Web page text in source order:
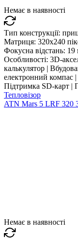
Немає в наявності
Тип конструкції:
Матриця: 320x240
Фокусна відстань: 19
Особливості: 3D-
калькулятор |
електронний компас
Підтримка SD-карт
Тепловізор
ATN Mars 5 LRF 320
Немає в наявності